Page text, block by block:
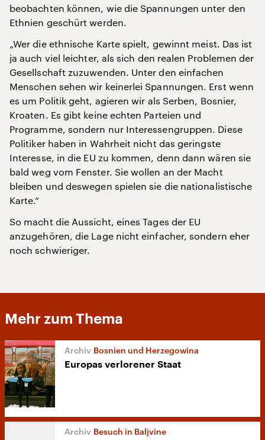
beobachten können, wie die Spannungen unter den
Ethnien geschürt werden.
„Wer die ethnische Karte spielt, gewinnt meist. Das ist
ja auch viel leichter, als sich den realen Problemen der
Gesellschaft zuzuwenden. Unter den einfachen
Menschen sehen wir keinerlei Spannungen. Erst wenn
es um Politik geht, agieren wir als Serben, Bosnier,
Kroaten. Es gibt keine echten Parteien und
Programme, sondern nur Interessengruppen. Diese
Politiker haben in Wahrheit nicht das geringste
Interesse, in die EU zu kommen, denn dann wären sie
bald weg vom Fenster. Sie wollen an der Macht
bleiben und deswegen spielen sie die nationalistische
Karte.“
So macht die Aussicht, eines Tages der EU
anzugehören, die Lage nicht einfacher, sondern eher
noch schwieriger.
Mehr zum Thema
Bosnien und Herzegowina
Europas verlorener Staat
Besuch in Baljvine